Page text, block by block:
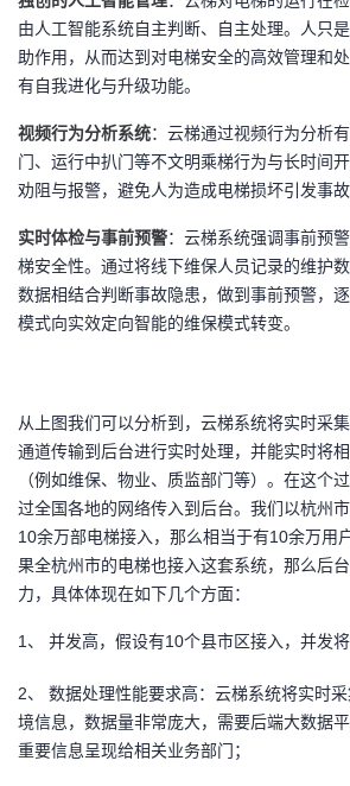
由人工智能系统自主判断、自主处理。人只
助作用，从而达到对电梯安全的高效管理和
有自我进化与升级功能。
视频行为分析系统：云梯通过视频行为分析
门、运行中扒门等不文明乘梯行为与长时间
劝阻与报警，避免人为造成电梯损坏引发事故
实时体检与事前预警：云梯系统强调事前预
梯安全性。通过将线下维保人员记录的维护
数据相结合判断事故隐患，做到事前预警，
模式向实效定向智能的维保模式转变。
从上图我们可以分析到，云梯系统将实时采
通道传输到后台进行实时处理，并能实时将
（例如维保、物业、质监部门等）。在这个
过全国各地的网络传入到后台。我们以杭州
10余万部电梯接入，那么相当于有10余万用
果全杭州市的电梯也接入这套系统，那么后
力，具体体现在如下几个方面：
1、 并发高，假设有10个县市区接入，并发将
2、 数据处理性能要求高：云梯系统将实时
境信息，数据量非常庞大，需要后端大数据
重要信息呈现给相关业务部门；